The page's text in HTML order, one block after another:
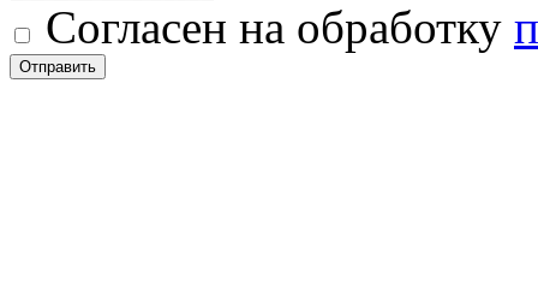
Согласен на обработку
Отправить